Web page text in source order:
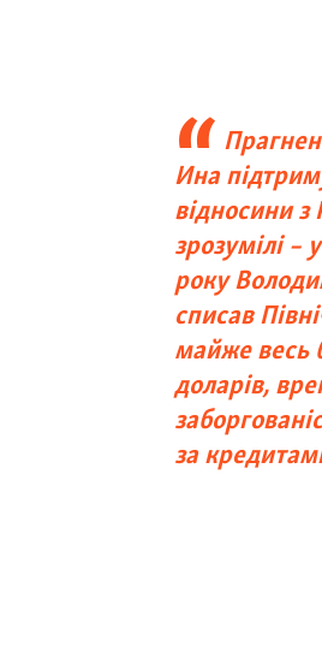
Ина
відносини з
зрозумілі –
року
списав
майже весь
доларів,
за